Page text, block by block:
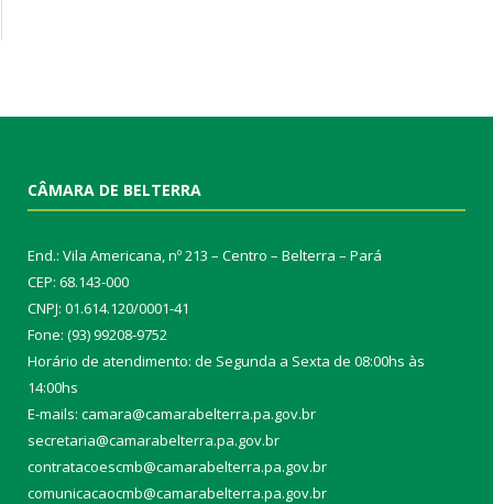
CÂMARA DE BELTERRA
End.: Vila Americana, nº 213 – Centro – Belterra – Pará
CEP: 68.143-000
CNPJ: 01.614.120/0001-41
Fone: (93) 99208-9752
Horário de atendimento: de Segunda a Sexta de 08:00hs às
14:00hs
E-mails: camara@camarabelterra.pa.gov.br
secretaria@camarabelterra.pa.gov.br
contratacoescmb@camarabelterra.pa.gov.br
comunicacaocmb@camarabelterra.pa.gov.br